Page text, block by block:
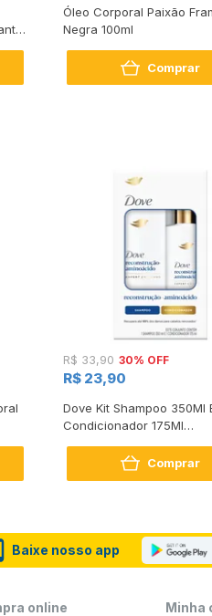
Óleo Corporal Paixão
Negra 100ml
Comprar
R$ 33,90 30% OFF
R$ 23,90
Dove Kit Shampoo 350Ml
Condicionador 175Ml
Comprar
Baixe nosso app
online
Minha